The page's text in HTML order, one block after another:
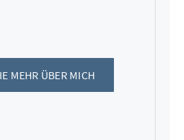
MEHR ÜBER MICH